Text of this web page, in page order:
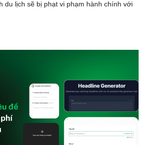
du lịch sẽ bị phạt vi phạm hành chính với